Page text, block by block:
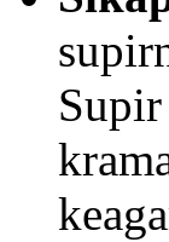
Supir